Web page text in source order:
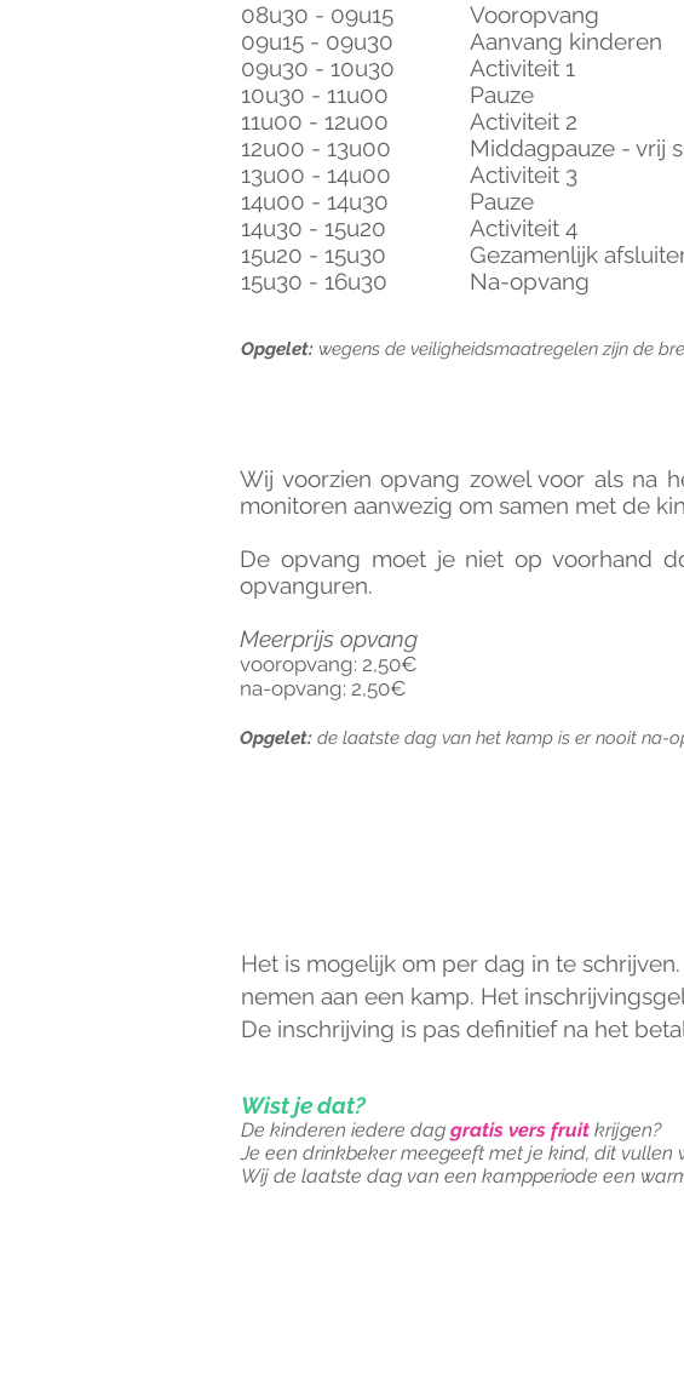
08u30 - 09u15
09u15 - 09u30
09u30 - 10u30
10u30 - 11u00
11u00 - 12u00
12u00 - 13u00
13u00 - 14u00
14u00 - 14u30
14u30 - 15u20
15u20 - 15u30
15u30 - 16u30
Vooropvang
Aanvang kinderen
Activiteit 1
Pauze
Activiteit 2
Middagpauze - vrij
Activiteit 3
Pauze
Activiteit 4
Gezamenlijk
Na-opvang
Opgelet: wegens de veiligheidsmaatregelen zijn de
Wij voorzien opvang zowel voor als na
monitoren aanwezig om samen met de
De opvang moet je niet op voorhand
opvanguren.
Meerprijs opvang
vooropvang: 2,50€
na-opvang: 2,50€
Opgelet: de laatste dag van het kamp is er nooit na-
Het is mogelijk om per dag in te
nemen aan een kamp. Het
De inschrijving is pas definitief na het
Wist je dat?
De kinderen iedere dag gratis vers fruit krijgen?
Je een drinkbeker meegeeft met je kind, dit vullen
Wij de laatste dag van een kampperiode een